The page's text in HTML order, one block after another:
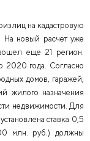
на кадастровую
На новый расчет уже
еще 21 регион.
2020 года. Согласно
домов, гаражей,
жилого назначения
недвижимости. Для
ставка 0,5
млн. руб.) должны